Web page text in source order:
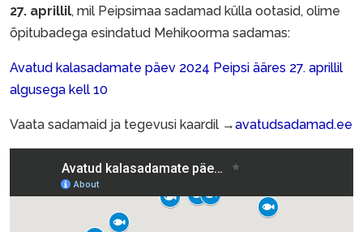
27. aprillil, mil Peipsimaa sadamad külla ootasid, olime
õpitubadega esindatud Mehikoorma sadamas:
Avatud kalasadamate päev 2024 Peipsi ääres 27. aprillil
algusega kell 10
Vaata sadamaid ja tegevusi kaardil →avatudsadamad.ee